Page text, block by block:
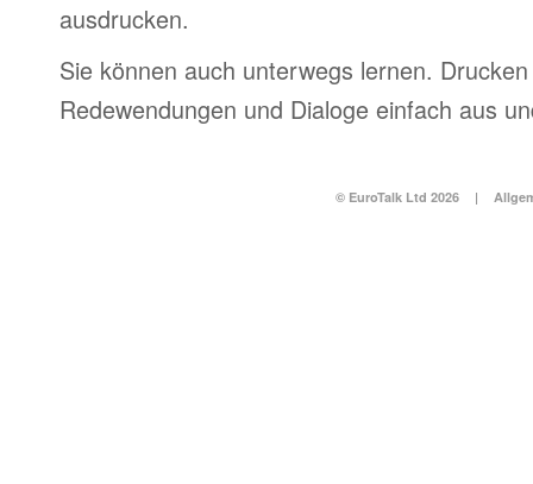
ausdrucken.
Sie können auch unterwegs lernen.
Redewendungen und Dialoge einfach aus
© EuroTalk Ltd 2026 |